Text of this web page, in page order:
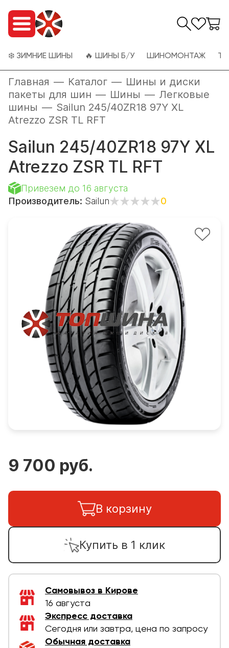
❄️ ЗИМНИЕ ШИНЫ 🔥 ШИНЫ Б/У ШИНОМОНТАЖ
Главная — Каталог — Шины и диски
пакеты для шин — Шины — Легковые
шины — Sailun 245/40ZR18 97Y XL
Atrezzo ZSR TL RFT
Sailun 245/40ZR18 97Y XL
Atrezzo ZSR TL RFT
Привезем до 16 августа
Производитель: Sailun 0
9 700 руб.
В корзину
Купить в 1 клик
Самовывоз в Кирове
16 августа
Экспресс доставка
Сегодня или завтра, цена по запросу
Обычная доставка